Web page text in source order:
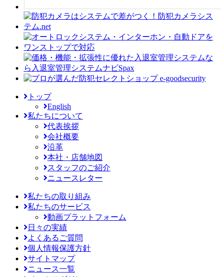
トップ
English
私たちについて
代表挨拶
会社概要
沿革
本社・店舗地図
スタッフのご紹介
ニュースレター
私たちの取り組み
私たちのサービス
動画プラットフォーム
日々の実績
よくあるご質問
個人情報保護方針
サイトマップ
ニュース一覧